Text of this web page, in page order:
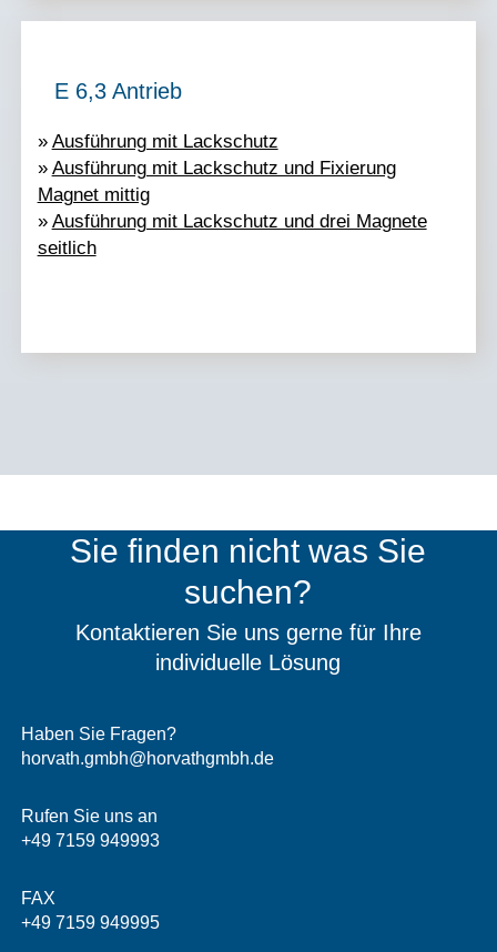
E 6,3 Antrieb
» Ausführung mit Lackschutz
» Ausführung mit Lackschutz und Fixierung
Magnet mittig
» Ausführung mit Lackschutz und drei Magnete
seitlich
Sie finden nicht was Sie
suchen?
Kontaktieren Sie uns gerne für Ihre
individuelle Lösung
Haben Sie Fragen?
horvath.gmbh@horvathgmbh.de
Rufen Sie uns an
+49 7159 949993
FAX
+49 7159 949995